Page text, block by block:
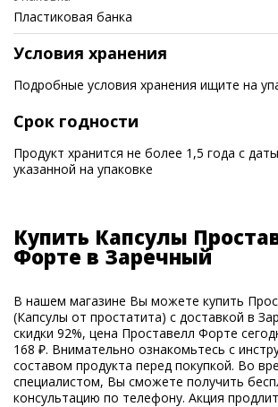
Пластиковая банка
Условия хранения
Подробные условия хранения ищите на
Срок годности
Продукт хранится не более 1,5 года с
указанной на упаковке
Купить Капсулы
Форте в Заречный
В нашем магазине Вы можете купить
(Капсулы от простатита) с доставкой в
скидки 92%, цена Проставелл Форте
168 ₽. Внимательно ознакомьтесь с
составом продукта перед покупкой. Во
специалистом, Вы сможете получить
консультацию по телефону. Акция